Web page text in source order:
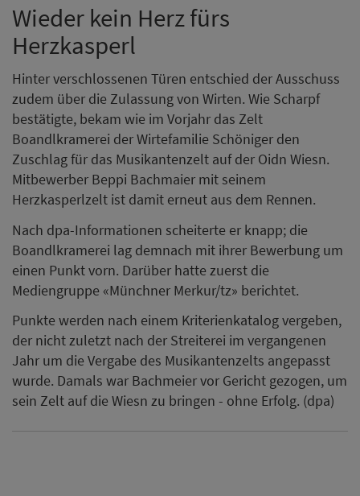
Wieder kein Herz fürs
Herzkasperl
Hinter verschlossenen Türen entschied der Ausschuss
zudem über die Zulassung von Wirten. Wie Scharpf
bestätigte, bekam wie im Vorjahr das Zelt
Boandlkramerei der Wirtefamilie Schöniger den
Zuschlag für das Musikantenzelt auf der Oidn Wiesn.
Mitbewerber Beppi Bachmaier mit seinem
Herzkasperlzelt ist damit erneut aus dem Rennen.
Nach dpa-Informationen scheiterte er knapp; die
Boandlkramerei lag demnach mit ihrer Bewerbung um
einen Punkt vorn. Darüber hatte zuerst die
Mediengruppe «Münchner Merkur/tz» berichtet.
Punkte werden nach einem Kriterienkatalog vergeben,
der nicht zuletzt nach der Streiterei im vergangenen
Jahr um die Vergabe des Musikantenzelts angepasst
wurde. Damals war Bachmeier vor Gericht gezogen, um
sein Zelt auf die Wiesn zu bringen - ohne Erfolg. (dpa)